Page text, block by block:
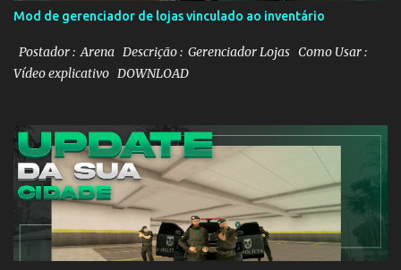
Mod de gerenciador de lojas vinculado ao inventário
Postador : Arena Descrição : Gerenciador Lojas Como Usar :
Vídeo explicativo DOWNLOAD